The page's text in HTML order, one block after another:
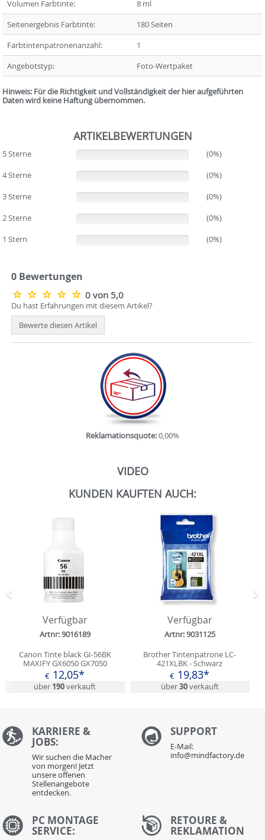
Volumen Farbtinte:
8 ml
Seitenergebnis Farbtinte:
180 Seiten
Farbtintenpatronenanzahl:
1
Angebotstyp:
Foto-Wertpaket
Hinweis: Für die Richtigkeit und Vollständigkeit der hier aufgeführten
Daten wird keine Haftung übernommen.
ARTIKELBEWERTUNGEN
5 Sterne
(0%)
4 Sterne
(0%)
3 Sterne
(0%)
2 Sterne
(0%)
1 Stern
(0%)
0 Bewertungen
0 von 5,0
Du hast Erfahrungen mit diesem Artikel?
Bewerte diesen Artikel
Reklamationsquote:0,00%
VIDEO
KUNDEN KAUFTEN AUCH:
Verfügbar
Artnr: 9016189
Canon Tinte black GI-56BK
MAXIFY GX6050 GX7050
€ 12,05*
über 190verkauft
Verfügbar
Artnr: 9031125
Brother Tintenpatrone LC-
421XLBK - Schwarz
€ 19,83*
über30verkauft
Zurück
KARRIERE &
JOBS:
Wir suchen die Macher
von morgen! Jetzt
unsere offenen
Stellenangebote
entdecken.
SUPPORT
E-Mail:
info@mindfactory.de
PC MONTAGE
SERVICE:
RETOURE &
REKLAMATION